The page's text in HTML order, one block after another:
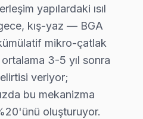
kumanda alıcısı ve HDMI
2 yıl garanti
Beylikdüzü stoğumuzda
kullanımının riskleri:
Temizlik ve Bakım –
yapılardaki ısıl
kış-yaz — BGA
mikro-çatlak
3-5 yıl sonra
veriyor;
bu mekanizma
oluşturuyor.